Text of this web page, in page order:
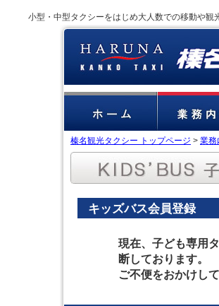
小型・中型タクシーをはじめ大人数での移動や
榛名観光タクシー トップページ > 業務
キッズバス会員登録
現在、子ども専用
断しております。
ご不便をおかけし